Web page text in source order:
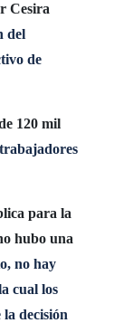
Cesira
del
de
120 mil
para la
hubo una
no hay
cual los
decisión